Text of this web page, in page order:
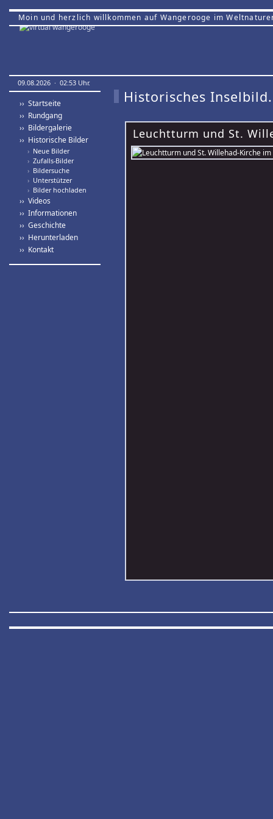
Moin und herzlich willkommen auf Wangerooge im
09.08.2026 · 02:53 Uhr.
›› Startseite
›› Rundgang
›› Bildergalerie
›› Historische Bilder
› Neue Bilder
› Zufalls-Bilder
› Bildersuche
› Unterstützer
› Bilder hochladen
›› Videos
›› Informationen
›› Geschichte
›› Herunterladen
›› Kontakt
Historisches Inselbild.
Leuchtturm und St.